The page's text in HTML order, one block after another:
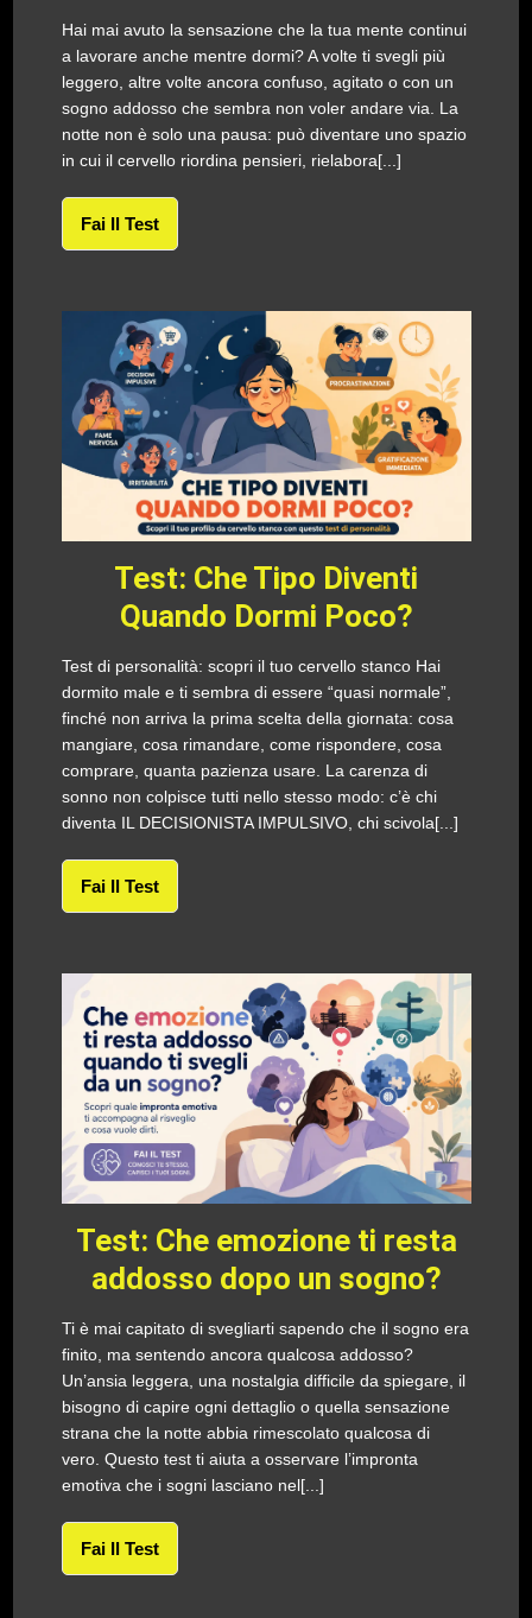
Hai mai avuto la sensazione che la tua mente continui
a lavorare anche mentre dormi? A volte ti svegli più
leggero, altre volte ancora confuso, agitato o con un
sogno addosso che sembra non voler andare via. La
notte non è solo una pausa: può diventare uno spazio
in cui il cervello riordina pensieri, rielabora[...]
Fai Il Test
Test: Che Tipo Diventi
Quando Dormi Poco?
Test di personalità: scopri il tuo cervello stanco Hai
dormito male e ti sembra di essere “quasi normale”,
finché non arriva la prima scelta della giornata: cosa
mangiare, cosa rimandare, come rispondere, cosa
comprare, quanta pazienza usare. La carenza di
sonno non colpisce tutti nello stesso modo: c’è chi
diventa IL DECISIONISTA IMPULSIVO, chi scivola[...]
Fai Il Test
Test: Che emozione ti resta
addosso dopo un sogno?
Ti è mai capitato di svegliarti sapendo che il sogno era
finito, ma sentendo ancora qualcosa addosso?
Un’ansia leggera, una nostalgia difficile da spiegare, il
bisogno di capire ogni dettaglio o quella sensazione
strana che la notte abbia rimescolato qualcosa di
vero. Questo test ti aiuta a osservare l’impronta
emotiva che i sogni lasciano nel[...]
Fai Il Test